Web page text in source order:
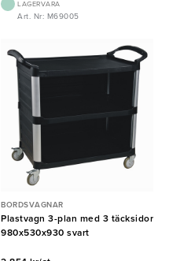
LAGERVARA
Art. Nr: M69005
BORDSVAGNAR
Plastvagn 3-plan med 3 täcksidor
980x530x930 svart